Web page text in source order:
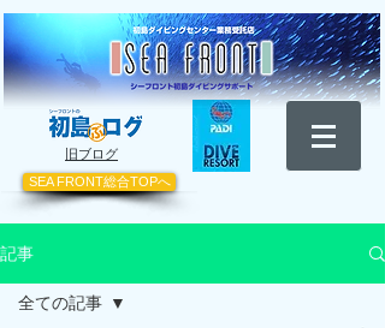
​旧ブログ
SEA FRONT総合TOPへ
記事
全ての記事